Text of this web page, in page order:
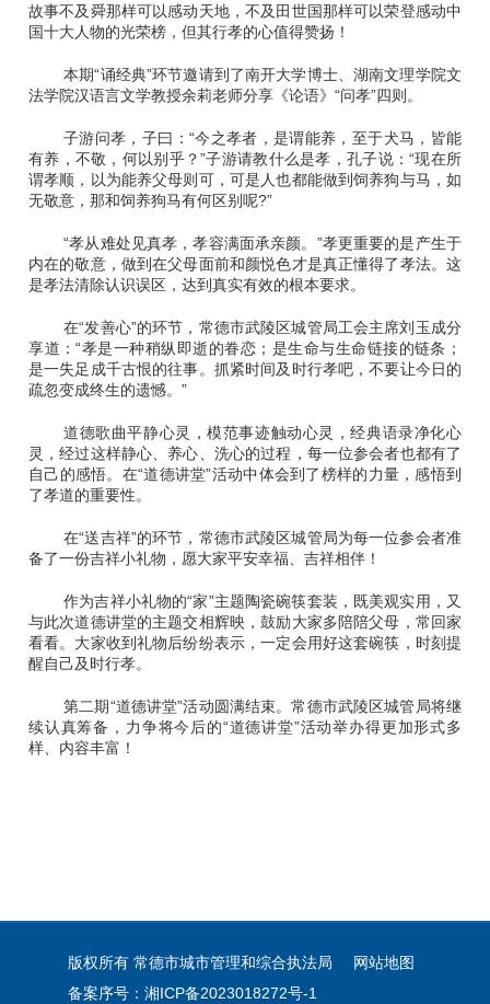
故事不及舜那样可以感动天地，不及田世国那样可以荣登感动中
国十大人物的光荣榜，但其行孝的心值得赞扬！
本期“诵经典”环节邀请到了南开大学博士、湖南文理学院文
法学院汉语言文学教授余莉老师分享《论语》“问孝”四则。
子游问孝，子曰：“今之孝者，是谓能养，至于犬马，皆能
有养，不敬，何以别乎？”子游请教什么是孝，孔子说：“现在所
谓孝顺，以为能养父母则可，可是人也都能做到饲养狗与马，如
无敬意，那和饲养狗马有何区别呢?”
“孝从难处见真孝，孝容满面承亲颜。”孝更重要的是产生于
内在的敬意，做到在父母面前和颜悦色才是真正懂得了孝法。这
是孝法清除认识误区，达到真实有效的根本要求。
在“发善心”的环节，常德市武陵区城管局工会主席刘玉成分
享道：“孝是一种稍纵即逝的眷恋；是生命与生命链接的链条；
是一失足成千古恨的往事。抓紧时间及时行孝吧，不要让今日的
疏忽变成终生的遗憾。”
道德歌曲平静心灵，模范事迹触动心灵，经典语录净化心
灵，经过这样静心、养心、洗心的过程，每一位参会者也都有了
自己的感悟。在“道德讲堂”活动中体会到了榜样的力量，感悟到
了孝道的重要性。
在“送吉祥”的环节，常德市武陵区城管局为每一位参会者准
备了一份吉祥小礼物，愿大家平安幸福、吉祥相伴！
作为吉祥小礼物的“家”主题陶瓷碗筷套装，既美观实用，又
与此次道德讲堂的主题交相辉映，鼓励大家多陪陪父母，常回家
看看。大家收到礼物后纷纷表示，一定会用好这套碗筷，时刻提
醒自己及时行孝。
第二期“道德讲堂”活动圆满结束。常德市武陵区城管局将继
续认真筹备，力争将今后的“道德讲堂”活动举办得更加形式多
样、内容丰富！
版权所有 常德市城市管理和综合执法局
网站地图
备案序号：湘ICP备2023018272号-1